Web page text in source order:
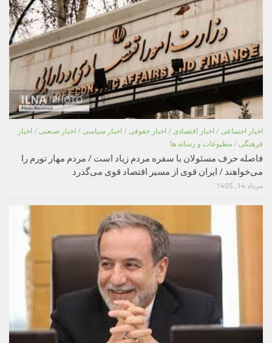
اخبار اجتماعی / اخبار اقتصادی / اخبار حقوقی / اخبار سیاسی / اخبار صنعتی / اخبار
فرهنگی / مطبوعات و رسانه ها
فاصله حرف مسئولان با سفره مردم زیاد است / مردم مهار تورم را
می‌خواهند / ایران قوی از مسیر اقتصاد قوی می‌گذرد
مرداد 14, 1405